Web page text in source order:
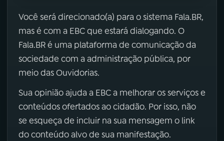
Você será direcionado(a) para o sistema Fala.BR,
mas é com a EBC que estará dialogando. O
Fala.BR é uma plataforma de comunicação da
sociedade com a administração pública, por
meio das Ouvidorias.
Sua opinião ajuda a EBC a melhorar os serviços e
conteúdos ofertados ao cidadão. Por isso, não
se esqueça de incluir na sua mensagem o link
do conteúdo alvo de sua manifestação.